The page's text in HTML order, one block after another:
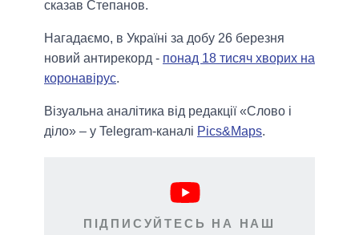
сказав Степанов.
Нагадаємо, в Україні за добу 26 березня
новий антирекорд - понад 18 тисяч хворих на
коронавірус.
Візуальна аналітика від редакції «Слово і
діло» – у Telegram-каналі Pics&Maps.
ПІДПИСУЙТЕСЬ НА НАШ